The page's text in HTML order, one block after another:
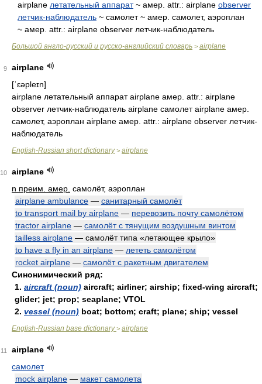
airplane летательный аппарат~ амер. attr.: airplane observer
летчик-наблюдатель ~ самолет ~ амер. самолет, аэроплан
~ амер. attr.: airplane observer летчик-наблюдатель
Большой англо-русский и русско-английский словарь > airplane
9
airplane
[ˈɛəpleɪn]
airplane летательный аппарат airplane амер. attr.: airplane
observer летчик-наблюдатель airplane самолет airplane амер.
самолет, аэроплан airplane амер. attr.: airplane observer летчик-
наблюдатель
English-Russian short dictionary> airplane
10
airplane
n преим. амер. самолёт, аэроплан
airplane ambulance — санитарный самолёт
to transport mail by airplane — перевозить почту самолётом
tractor airplane — самолёт с тянущим воздушным винтом
tailless airplane — самолёт типа «летающее крыло»
to have a fly in an airplane — лететь самолётом
rocket airplane — самолёт с ракетным двигателем
Синонимический ряд:
1. aircraft (noun) aircraft; airliner; airship; fixed-wing aircraft;
glider; jet; prop; seaplane; VTOL
2. vessel (noun) boat; bottom; craft; plane; ship; vessel
English-Russian base dictionary> airplane
11
airplane
самолет
mock airplane — макет самолета